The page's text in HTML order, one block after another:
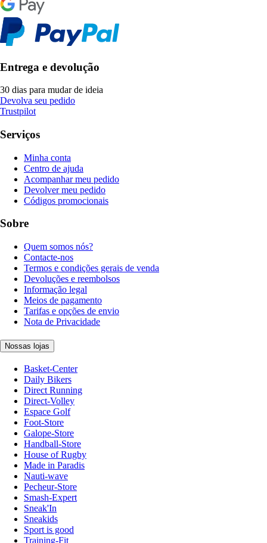
Entrega e devolução
30 dias para mudar de ideia
Devolva seu pedido
Trustpilot
Serviços
Minha conta
Centro de ajuda
Acompanhar meu pedido
Devolver meu pedido
Códigos promocionais
Sobre
Quem somos nós?
Contacte-nos
Termos e condições gerais de venda
Devoluções e reembolsos
Informação legal
Meios de pagamento
Tarifas e opções de envio
Nota de Privacidade
Nossas lojas
Basket-Center
Daily Bikers
Direct Running
Direct-Volley
Espace Golf
Foot-Store
Galope-Store
Handball-Store
House of Rugby
Made in Paradis
Nauti-wave
Pecheur-Store
Smash-Expert
Sneak'In
Sneakids
Sport is good
Training-Fit